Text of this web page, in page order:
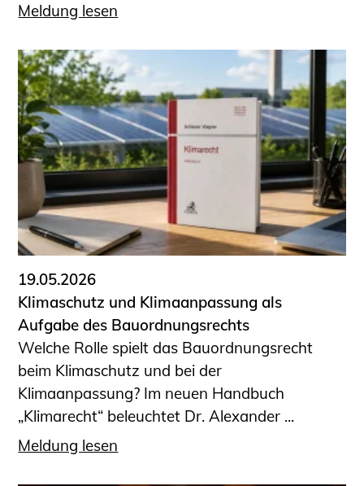
Meldung lesen
19.05.2026
Klimaschutz und Klimaanpassung als
Aufgabe des Bauordnungsrechts
Welche Rolle spielt das Bauordnungsrecht
beim Klimaschutz und bei der
Klimaanpassung? Im neuen Handbuch
„Klimarecht“ beleuchtet Dr. Alexander ...
Meldung lesen